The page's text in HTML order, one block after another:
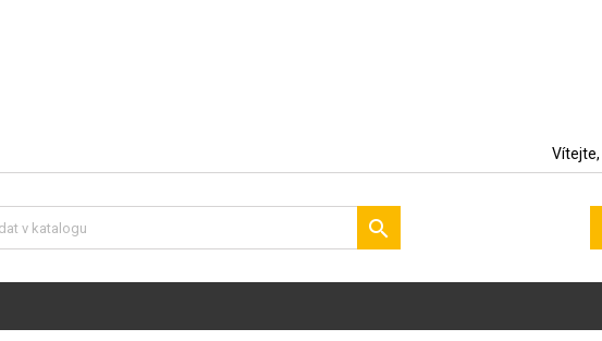
Vítejte,
